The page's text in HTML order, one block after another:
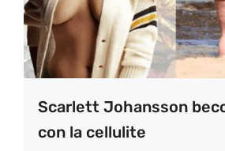
Scarlett Johansson
con la cellulite